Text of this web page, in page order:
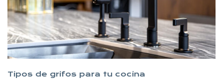
Tipos de grifos para tu cocina